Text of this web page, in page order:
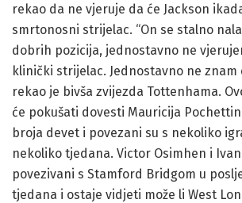
rekao da ne vjeruje da će Jackson
smrtonosni strijelac. “On se stalno
dobrih pozicija, jednostavno ne
klinički strijelac. Jednostavno ne znam
rekao je bivša zvijezda Tottenhama.
će pokušati dovesti Mauricija
broja devet i povezani su s nekoliko
nekoliko tjedana. Victor Osimhen i
povezivani s Stamford Bridgom u
tjedana i ostaje vidjeti može li West